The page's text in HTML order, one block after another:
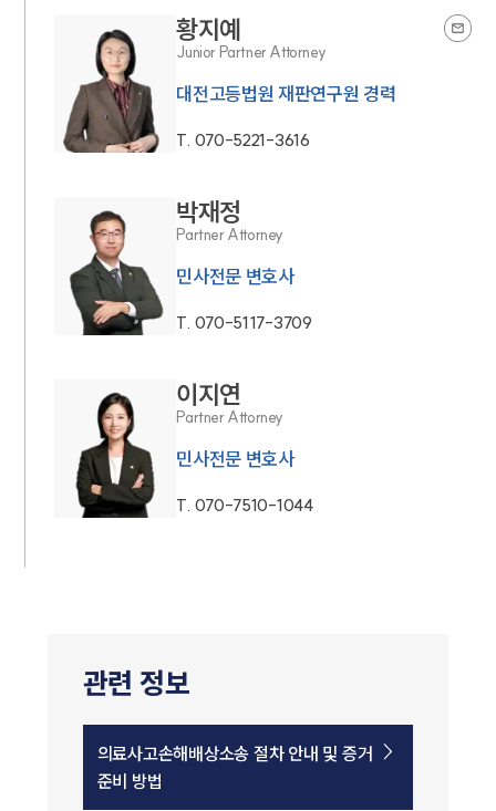
황지예
Junior Partner Attorney
대전고등법원 재판연구원 경력
T. 070-5221-3616
박재정
Partner Attorney
민사전문 변호사
T. 070-5117-3709
이지연
Partner Attorney
민사전문 변호사
T. 070-7510-1044
관련 정보
의료사고손해배상소송 절차 안내 및 증거
준비 방법